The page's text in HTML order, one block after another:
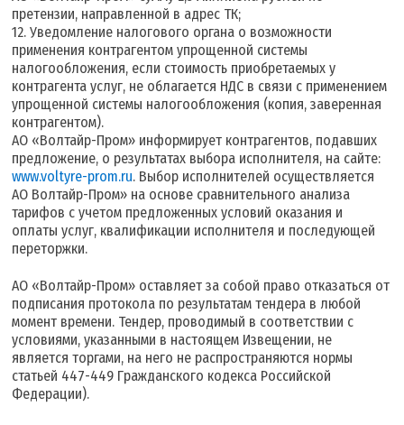
претензии, направленной в адрес ТК;
12. Уведомление налогового органа о возможности
применения контрагентом упрощенной системы
налогообложения, если стоимость приобретаемых у
контрагента услуг, не облагается НДС в связи с применением
упрощенной системы налогообложения (копия, заверенная
контрагентом).
АО «Волтайр-Пром» информирует контрагентов, подавших
предложение, о результатах выбора исполнителя, на сайте:
www.voltyre-prom.ru. Выбор исполнителей осуществляется
АО Волтайр-Пром» на основе сравнительного анализа
тарифов с учетом предложенных условий оказания и
оплаты услуг, квалификации исполнителя и последующей
переторжки.
АО «Волтайр-Пром» оставляет за собой право отказаться от
подписания протокола по результатам тендера в любой
момент времени. Тендер, проводимый в соответствии с
условиями, указанными в настоящем Извещении, не
является торгами, на него не распространяются нормы
статьей 447-449 Гражданского кодекса Российской
Федерации).